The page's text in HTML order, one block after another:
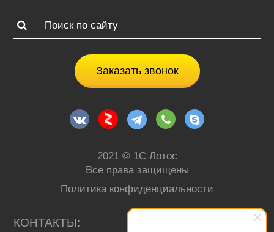
Заказать звонок
2021 © 1С Лотос
Все права защищены
Политика конфиденциальности
КОНТАКТЫ